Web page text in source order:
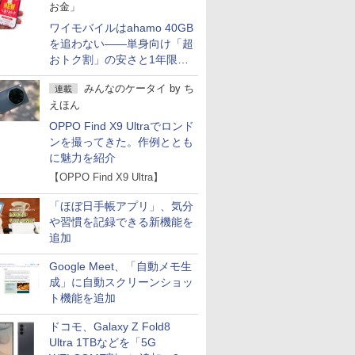
お金」
ワイモバイルはahamo 40GB
を追わない――単身向け「超
おトク割」の安さと1年限定
の注意点
連載 みんなのケータイ by ち
えほん
OPPO Find X9 Ultraでロンド
ンを撮ってきた。作例ととも
に魅力を紹介
【OPPO Find X9 Ultra】
「ほぼ日手帳アプリ」、気分
や習慣を記録できる新機能を
追加
Google Meet、「自動メモ生
成」に自動スクリーンショッ
ト機能を追加
ドコモ、Galaxy Z Fold8
Ultra 1TBなどを「5G